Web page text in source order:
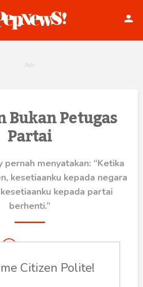
Bukan Petugas
Partai
pernah menyatakan: “Ketika
kesetiaanku kepada negara
kepada partai
berhenti.”
Denny JA
2023 | 08:28 WIB
Citizen Polite!